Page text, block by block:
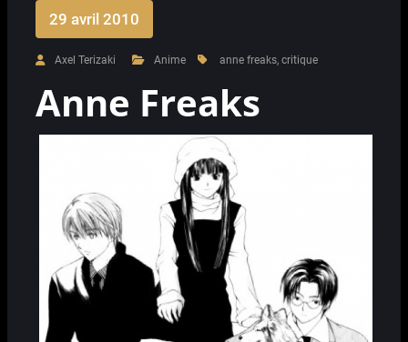
29 avril 2010
Axel Terizaki Anime anne freaks, critique
Anne Freaks